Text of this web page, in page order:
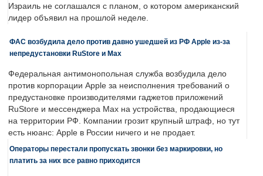
Израиль не соглашался с планом, о котором американский
лидер объявил на прошлой неделе.
ФАС возбудила дело против давно ушедшей из РФ Apple из-за
непредустановки RuStore и Max
Федеральная антимонопольная служба возбудила дело
против корпорации Apple за неисполнения требований о
предустановке производителями гаджетов приложений
RuStore и мессенджера Max на устройства, продающиеся
на территории РФ. Компании грозит крупный штраф, но тут
есть нюанс: Apple в России ничего и не продает.
Операторы перестали пропускать звонки без маркировки, но
платить за них все равно приходится